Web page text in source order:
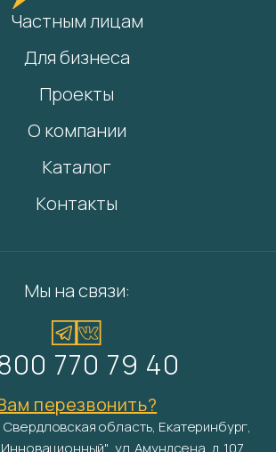
Частным лицам
Для бизнеса
Проекты
О компании
Каталог
Контакты
Мы на связи:
770 79 40
перезвонить?
Свердловская область, Екатеринбург,
ул. Амундсена, д. 107,